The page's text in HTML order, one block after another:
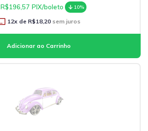
R$196,57 PIX/boleto 10%
12x de R$18,20 sem juros